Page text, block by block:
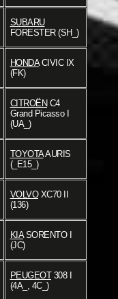
SUBARU
FORESTER (SH_)
HONDACIVIC IX
(FK)
CITROËNC4
Grand Picasso I
(UA_)
TOYOTAAURIS
(_E15_)
VOLVOXC70 II
(136)
KIASORENTO I
(JC)
PEUGEOT308 I
(4A_, 4C_)